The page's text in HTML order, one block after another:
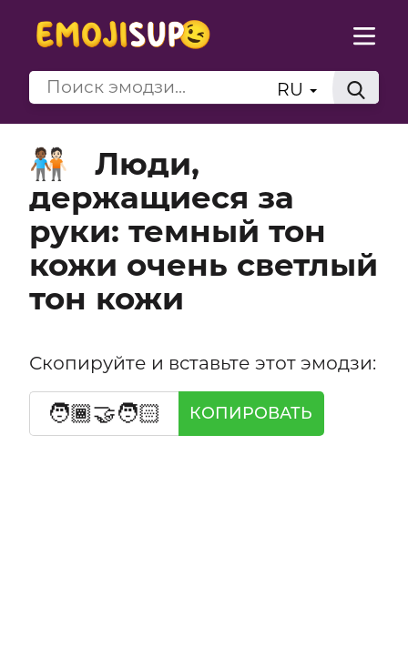
RU
🧑🏾‍🤝‍🧑🏻
Люди,
держащиеся за
руки: темный тон
кожи очень светлый
тон кожи
Скопируйте и вставьте этот эмодзи:
🧑🏾‍🤝‍🧑🏻 КОПИРОВАТЬ